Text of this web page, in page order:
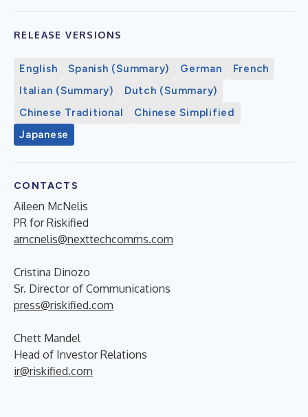
RELEASE VERSIONS
English Spanish (Summary) German
French
Italian (Summary)
Dutch (Summary)
Chinese Traditional
Chinese Simplified
Japanese
CONTACTS
Aileen McNelis
PR for Riskified
amcnelis@nexttechcomms.com
Cristina Dinozo
Sr. Director of Communications
press@riskified.com
Chett Mandel
Head of Investor Relations
ir@riskified.com